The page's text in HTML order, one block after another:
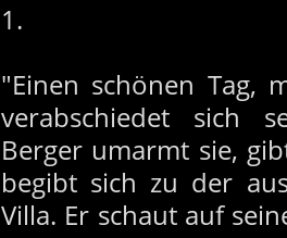
1.
"Einen schönen Tag,
verabschiedet sich
Berger umarmt sie,
begibt sich zu der
Villa. Er schaut auf